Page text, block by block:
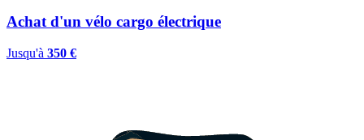
Achat d'un vélo cargo électrique
Jusqu'à 350 €